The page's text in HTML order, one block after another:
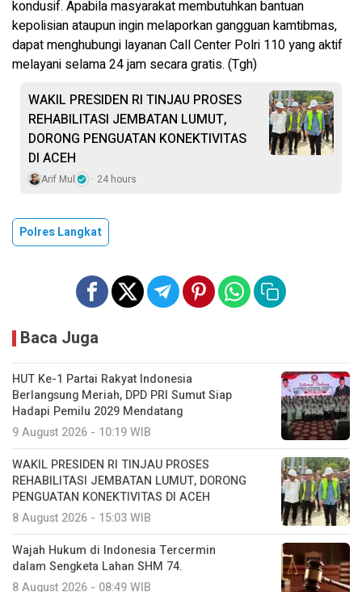
kondusif. Apabila masyarakat membutuhkan bantuan
kepolisian ataupun ingin melaporkan gangguan kamtibmas,
dapat menghubungi layanan Call Center Polri 110 yang aktif
melayani selama 24 jam secara gratis. (Tgh)
WAKIL PRESIDEN RI TINJAU PROSES
REHABILITASI JEMBATAN LUMUT,
DORONG PENGUATAN KONEKTIVITAS
DI ACEH
Arif Mul 24 hours
Polres Langkat
Baca Juga
HUT Ke-1 Partai Rakyat Indonesia
Berlangsung Meriah, DPD PRI Sumut Siap
Hadapi Pemilu 2029 Mendatang
9 August 2026 - 10:19 WIB
WAKIL PRESIDEN RI TINJAU PROSES
REHABILITASI JEMBATAN LUMUT, DORONG
PENGUATAN KONEKTIVITAS DI ACEH
8 August 2026 - 15:03 WIB
Wajah Hukum di Indonesia Tercermin
dalam Sengketa Lahan SHM 74.
8 August 2026 - 08:49 WIB